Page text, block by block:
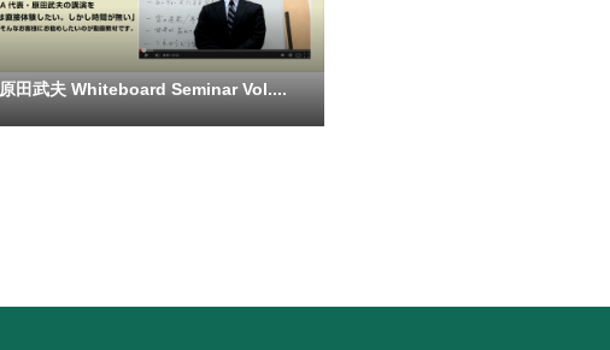
原田武夫 Whiteboard Seminar Vol....